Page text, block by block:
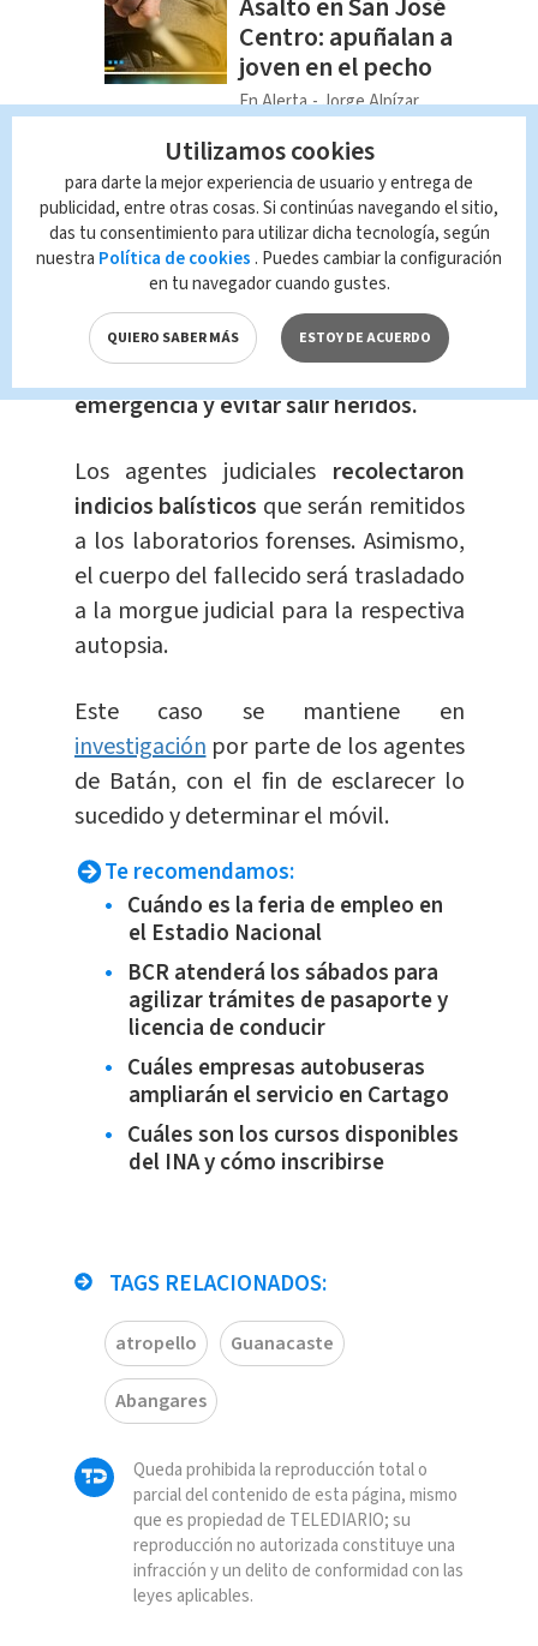
Centro: apuñalan a
joven en el pecho
En Alerta Jorge Alpízar
El momento delataque quedó
grabado, en este se vio el pánico que
vivieron las personas que estaban
cerca del lugar de la emergencia.
En el material audiovisual se ve a los
testigos corriendo parahuir de la
emergencia y evitar salir heridos.
Los agentes judiciales recolectaron
indicios balísticos que serán remitidos
a los laboratorios forenses. Asimismo,
el cuerpo del fallecido será trasladado
a la morgue judicial para la respectiva
autopsia.
Este caso se mantiene en
investigación por parte de los agentes
de Batán, con el fin de esclarecer lo
sucedido y determinar el móvil.
Te recomendamos:
Cuándo es la feria de empleo en
el Estadio Nacional
BCR atenderá los sábados para
agilizar trámites de pasaporte y
licencia de conducir
Cuáles empresas autobuseras
ampliarán el servicio en Cartago
Cuáles son los cursos disponibles
del INA y cómo inscribirse
TAGS RELACIONADOS:
atropello Guanacaste
Abangares
Queda prohibida la reproducción total o
parcial del contenido de esta página, mismo
que es propiedad de TELEDIARIO; su
reproducción no autorizada constituye una
infracción y un delito de conformidad con las
leyes aplicables.
Utilizamos cookies
para darte la mejor experiencia de usuario y entrega de
publicidad, entre otras cosas. Si continúas navegando el sitio,
das tu consentimiento para utilizar dicha tecnología, según
nuestra Política de cookies . Puedes cambiar la configuración
en tu navegador cuando gustes.
QUIERO SABER MÁS ESTOY DE ACUERDO